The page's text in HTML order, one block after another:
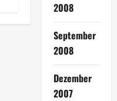
2008
September
2008
Dezember
2007